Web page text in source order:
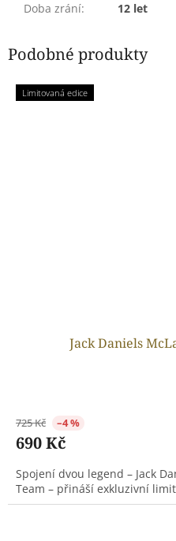
Doba zrání: 12 let
Podobné produkty
Limitovaná edice
Jack Daniels
725 Kč –4 %
690 Kč
Spojení dvou legend – Jack
Team – přináší exkluzivní